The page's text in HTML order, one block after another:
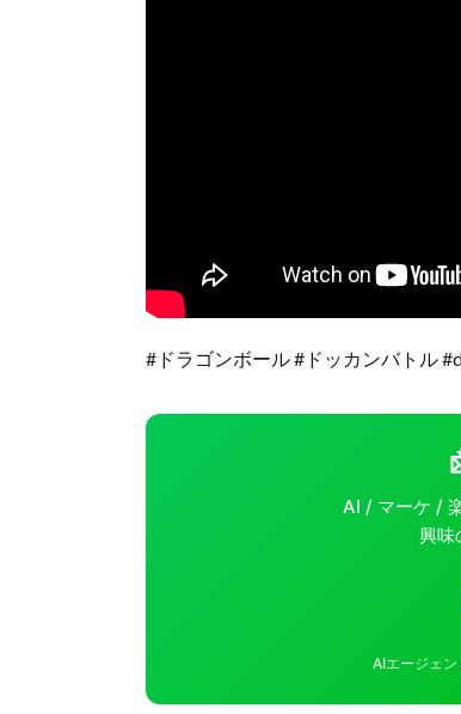
#ドラゴンボール #ドッカンバトル
AI / マーケ /
興味
AIエージェ